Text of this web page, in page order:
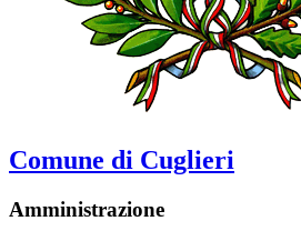
Comune di Cuglieri
Amministrazione